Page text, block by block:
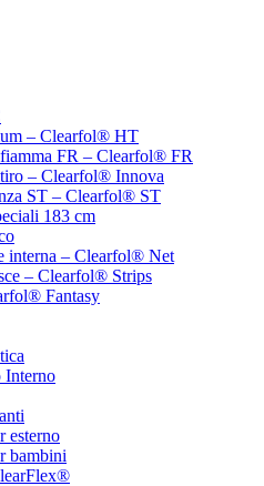
– Clearfol® HT
FR – Clearfol® FR
– Clearfol® Innova
ST – Clearfol® ST
183 cm
interna – Clearfol® Net
– Clearfol® Strips
Fantasy
Interno
esterno
bambini